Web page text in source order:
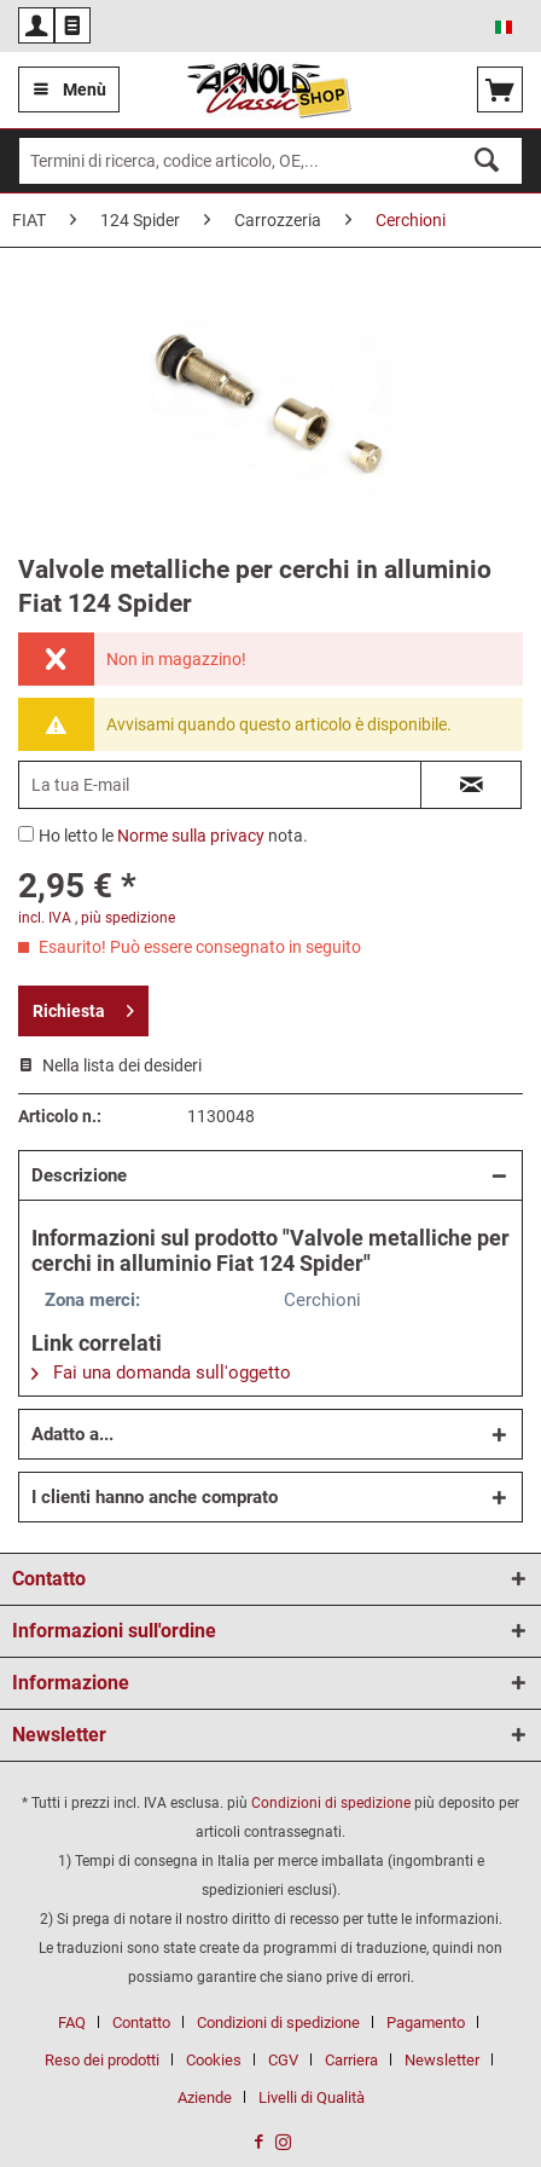
Menù
FIAT 124 Spider Carrozzeria Cerchioni
Valvole metalliche per cerchi in alluminio
Fiat 124 Spider
Non in magazzino!
Avvisami quando questo articolo è disponibile.
Ho letto le Norme sulla privacy nota.
2,95 € *
incl. IVA , più spedizione
Esaurito! Può essere consegnato in seguito
Richiesta
Nella lista dei desideri
Articolo n.: 1130048
Descrizione
Informazioni sul prodotto "Valvole metalliche per
cerchi in alluminio Fiat 124 Spider"
Zona merci: Cerchioni
Link correlati
Fai una domanda sull'oggetto
Adatto a...
I clienti hanno anche comprato
Contatto
Informazioni sull'ordine
Informazione
Newsletter
* Tutti i prezzi incl. IVA esclusa. più Condizioni di spedizione più deposito per
articoli contrassegnati.
1) Tempi di consegna in Italia per merce imballata (ingombranti e
spedizionieri esclusi).
2) Si prega di notare il nostro diritto di recesso per tutte le informazioni.
Le traduzioni sono state create da programmi di traduzione, quindi non
possiamo garantire che siano prive di errori.
FAQ Contatto Condizioni di spedizione Pagamento
Reso dei prodotti Cookies CGV Carriera Newsletter
Aziende Livelli di Qualità